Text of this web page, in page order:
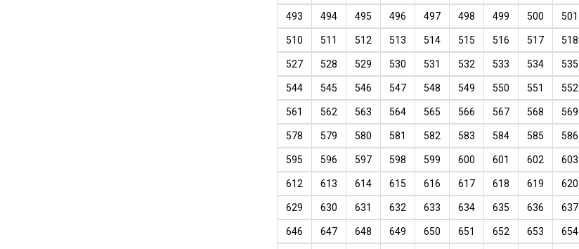
493 494 495 496 497 498 499 500 501
510 511 512 513 514 515 516 517 518
527 528 529 530 531 532 533 534 535
544 545 546 547 548 549 550 551 552
561 562 563 564 565 566 567 568 569
578 579 580 581 582 583 584 585 586
595 596 597 598 599 600 601 602 603
612 613 614 615 616 617 618 619 620
629 630 631 632 633 634 635 636 637
646 647 648 649 650 651 652 653 654